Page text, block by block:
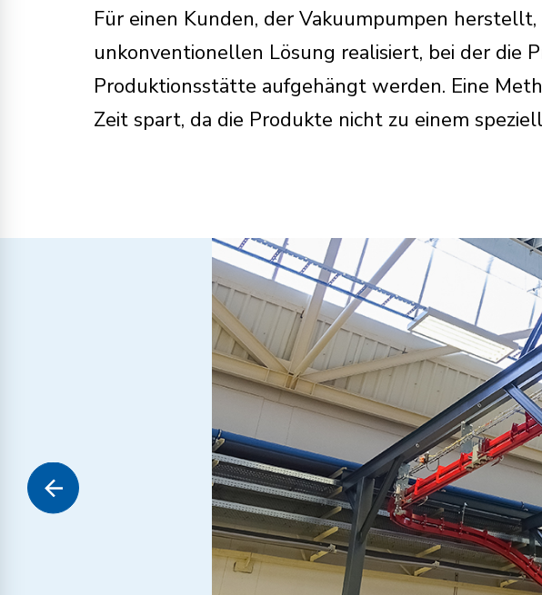
Für einen Kunden, der Vakuumpumpen
unkonventionellen Lösung realisiert, bei der die
Produktionsstätte aufgehängt werden. Eine
Zeit spart, da die Produkte nicht zu einem